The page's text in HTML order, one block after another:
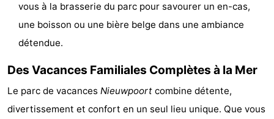
Coq
Bredene
Ostende
-
vous à la brasserie du parc pour savourer un en-cas,
une boisson ou une bière belge dans une ambiance
détendue.
Des Vacances Familiales Complètes à la Mer
Le parc de vacances Nieuwpoort combine détente,
divertissement et confort en un seul lieu unique. Que vous